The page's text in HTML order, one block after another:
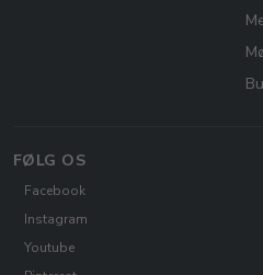
FØLG OS
Facebook
Instagram
Youtube